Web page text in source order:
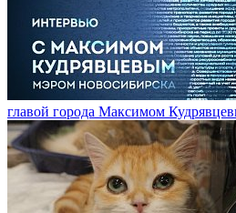
главой города Максимом